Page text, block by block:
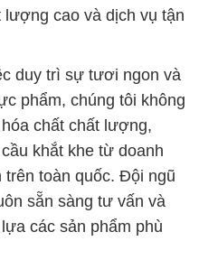
cao và dịch vụ tận
duy trì sự tươi ngon và
phẩm, chúng tôi không
chất chất lượng,
khắt khe từ doanh
trên toàn quốc. Đội ngũ
sẵn sàng tư vấn và
các sản phẩm phù